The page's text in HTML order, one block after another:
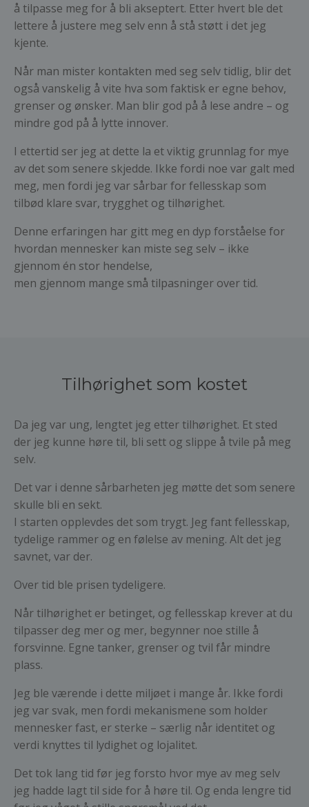
å tilpasse meg for å bli akseptert. Etter hvert ble det
lettere å justere meg selv enn å stå støtt i det jeg
kjente.
Når man mister kontakten med seg selv tidlig, blir det
også vanskelig å vite hva som faktisk er egne behov,
grenser og ønsker. Man blir god på å lese andre – og
mindre god på å lytte innover.
I ettertid ser jeg at dette la et viktig grunnlag for mye
av det som senere skjedde. Ikke fordi noe var galt med
meg, men fordi jeg var sårbar for fellesskap som
tilbød klare svar, trygghet og tilhørighet.
Denne erfaringen har gitt meg en dyp forståelse for
hvordan mennesker kan miste seg selv – ikke
gjennom én stor hendelse,
men gjennom mange små tilpasninger over tid.
Tilhørighet som kostet
Da jeg var ung, lengtet jeg etter tilhørighet. Et sted
der jeg kunne høre til, bli sett og slippe å tvile på meg
selv.
Det var i denne sårbarheten jeg møtte det som senere
skulle bli en sekt.
I starten opplevdes det som trygt. Jeg fant fellesskap,
tydelige rammer og en følelse av mening. Alt det jeg
savnet, var der.
Over tid ble prisen tydeligere.
Når tilhørighet er betinget, og fellesskap krever at du
tilpasser deg mer og mer, begynner noe stille å
forsvinne. Egne tanker, grenser og tvil får mindre
plass.
Jeg ble værende i dette miljøet i mange år. Ikke fordi
jeg var svak, men fordi mekanismene som holder
mennesker fast, er sterke – særlig når identitet og
verdi knyttes til lydighet og lojalitet.
Det tok lang tid før jeg forsto hvor mye av meg selv
jeg hadde lagt til side for å høre til. Og enda lengre tid